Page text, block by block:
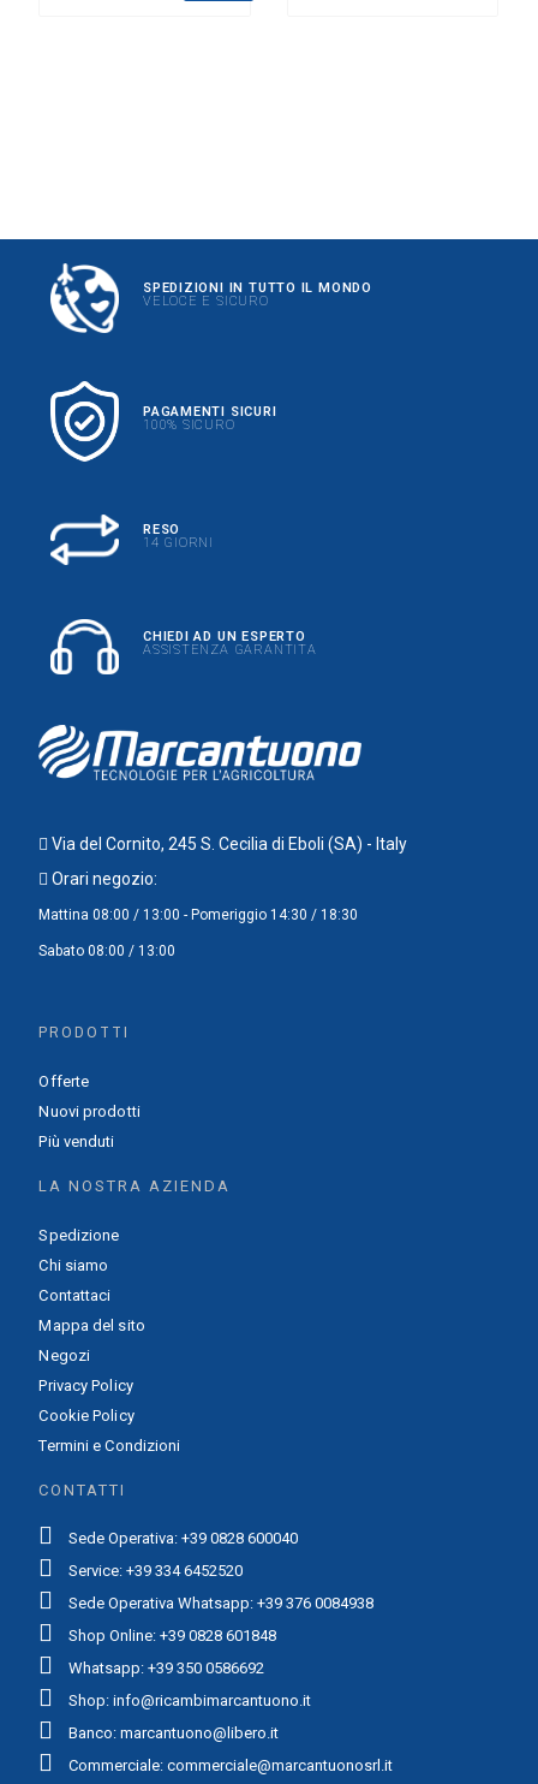
SPEDIZIONI IN TUTTO IL MONDO
VELOCE E SICURO
PAGAMENTI SICURI
100% SICURO
RESO
14 GIORNI
CHIEDI AD UN ESPERTO
ASSISTENZA GARANTITA
Via del Cornito, 245 S. Cecilia di Eboli (SA) - Italy
Orari negozio:
Mattina 08:00 / 13:00 - Pomeriggio 14:30 / 18:30
Sabato 08:00 / 13:00
PRODOTTI
Offerte
Nuovi prodotti
Più venduti
LA NOSTRA AZIENDA
Spedizione
Chi siamo
Contattaci
Mappa del sito
Negozi
Privacy Policy
Cookie Policy
Termini e Condizioni
CONTATTI
Sede Operativa: +39 0828 600040
Service: +39 334 6452520
Sede Operativa Whatsapp: +39 376 0084938
Shop Online: +39 0828 601848
Whatsapp: +39 350 0586692
Shop: info@ricambimarcantuono.it
Banco: marcantuono@libero.it
Commerciale: commerciale@marcantuonosrl.it